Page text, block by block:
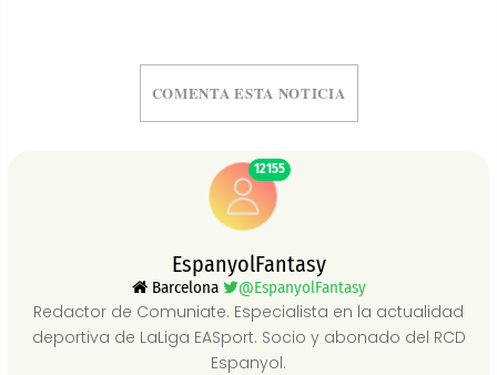
COMENTA ESTA NOTICIA
12155
EspanyolFantasy
Barcelona @EspanyolFantasy
Redactor de Comuniate. Especialista en la actualidad
deportiva de LaLiga EASport. Socio y abonado del RCD
Espanyol.